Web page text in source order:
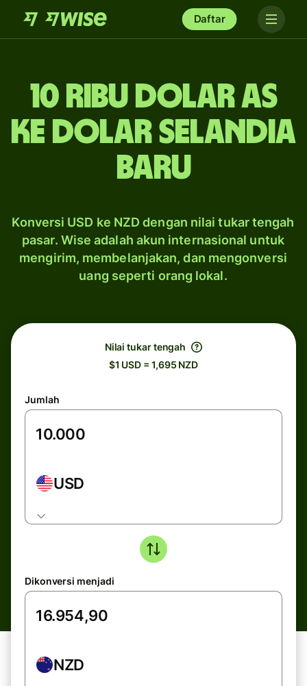
Daftar
10 ribu dolar AS
ke dolar Selandia
Baru
Konversi USD ke NZD dengan nilai tukar tengah
pasar. Wise adalah akun internasional untuk
mengirim, membelanjakan, dan mengonversi
uang seperti orang lokal.
Nilai tukar tengah
$1 USD = 1,695 NZD
Jumlah
USD
Dikonversi menjadi
NZD